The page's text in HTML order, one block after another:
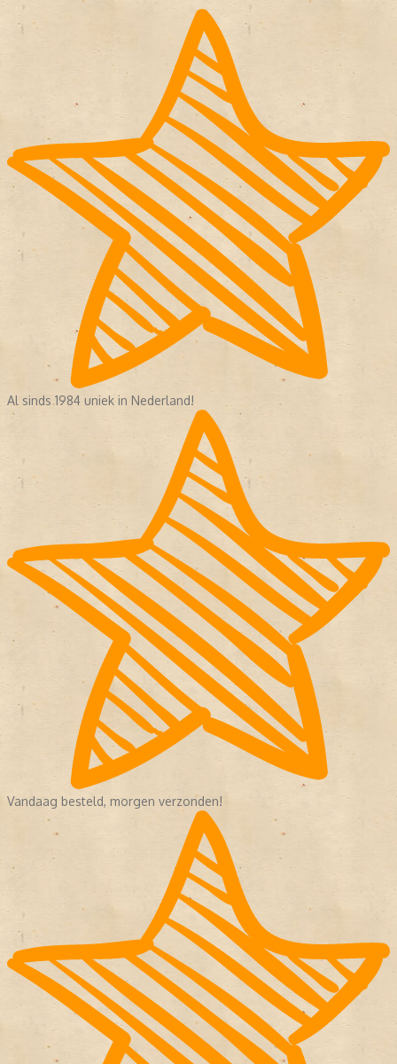
Al sinds 1984 uniek in Nederland!
Vandaag besteld, morgen verzonden!